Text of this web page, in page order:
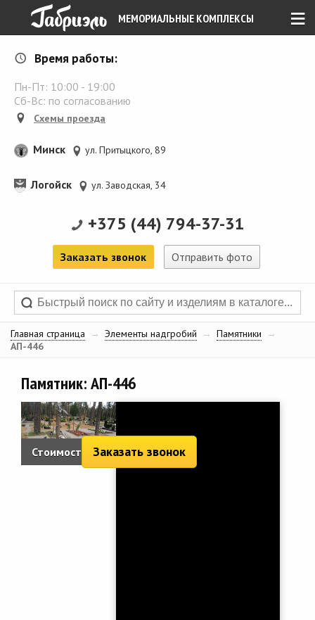
≡
МЕМОРИАЛЬНЫЕ КОМПЛЕКСЫ
Время работы:
Пн-Пт: 10:00 - 19:00
Сб-Вс: по согласованию
Схемы проезда
Минск ул. Притыцкого, 89
Логойск ул. Заводская, 34
+375 (44) 794-37-31
Заказать звонок Отправить фото
Главная страница → Элементы надгробий → Памятники
→
АП-446
Памятник: АП-446
Стоимость: 3 929 руб.
Заказать звонок